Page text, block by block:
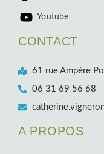
Youtube
CONTACT
61 rue Ampère
06 31 69 56 68
A PROPOS